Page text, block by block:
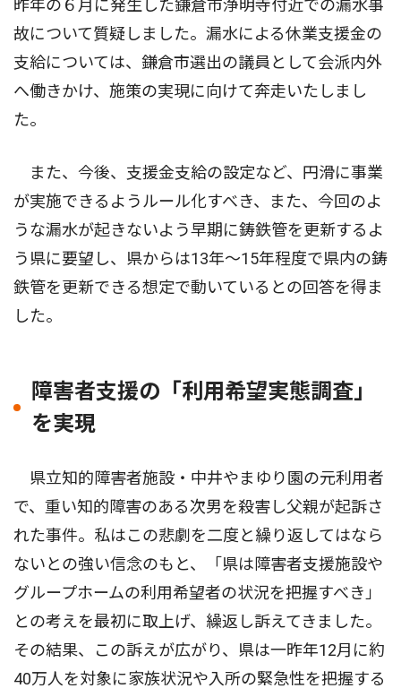
昨年の６月に発生した鎌倉市浄明寺付近での漏水事
故について質疑しました。漏水による休業支援金の
支給については、鎌倉市選出の議員として会派内外
へ働きかけ、施策の実現に向けて奔走いたしまし
た。
また、今後、支援金支給の設定など、円滑に事業
が実施できるようルール化すべき、また、今回のよ
うな漏水が起きないよう早期に鋳鉄管を更新するよ
う県に要望し、県からは13年〜15年程度で県内の鋳
鉄管を更新できる想定で動いているとの回答を得ま
した。
障害者支援の「利用希望実態調査」
を実現
県立知的障害者施設・中井やまゆり園の元利用者
で、重い知的障害のある次男を殺害し父親が起訴さ
れた事件。私はこの悲劇を二度と繰り返してはなら
ないとの強い信念のもと、「県は障害者支援施設や
グループホームの利用希望者の状況を把握すべき」
との考えを最初に取上げ、繰返し訴えてきました。
その結果、この訴えが広がり、県は一昨年12月に約
40万人を対象に家族状況や入所の緊急性を把握する